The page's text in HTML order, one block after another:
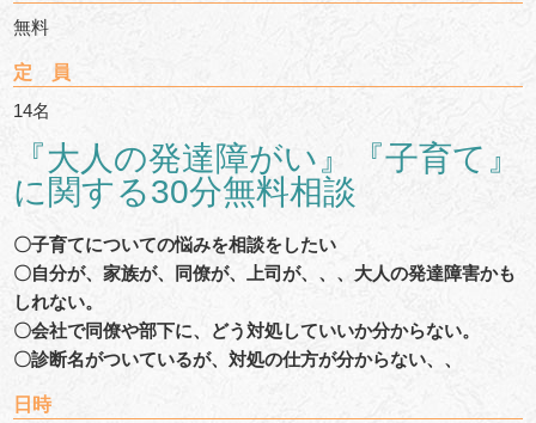
無料
定 員
14名
『大人の発達障がい』『子育て』
に関する30分無料相談
〇子育てについての悩みを相談をしたい
〇自分が、家族が、同僚が、上司が、、、大人の発達障害かも
しれない。
〇会社で同僚や部下に、どう対処していいか分からない。
〇診断名がついているが、対処の仕方が分からない、、
日時